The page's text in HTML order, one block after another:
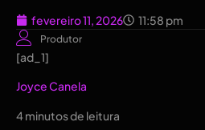
fevereiro 11, 2026 11:58 pm
Produtor
[ad_1]
Joyce Canela
4 minutos de leitura